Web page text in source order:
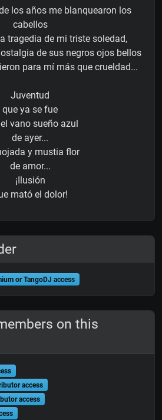
los años me blanquearon los
cabellos
tragedia de mi triste soledad,
de sus negros ojos bellos
para mí más que crueldad...
Juventud
que ya se fue
vano sueño azul
de ayer...
y mustia flor
de amor...
¡Ilusión
mató el dolor!
or TangoDJ access
on this
access
access